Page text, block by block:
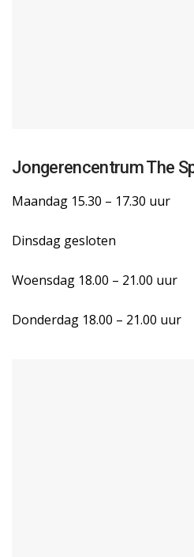
Jongerencentrum The
Maandag 15.30 – 17.30 uur
Dinsdag gesloten
Woensdag 18.00 – 21.00 uur
Donderdag 18.00 – 21.00 uur